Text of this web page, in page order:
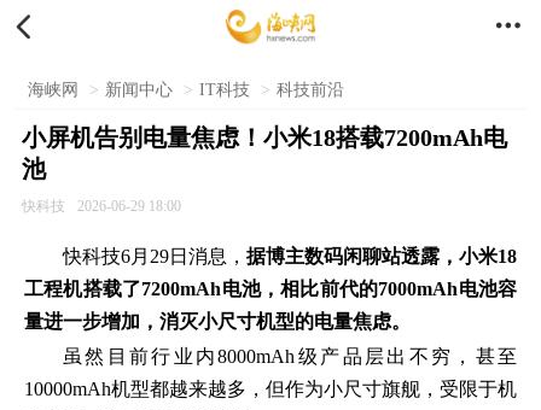
 
海峡网 > 新闻中心 > IT科技 > 科技前沿
小屏机告别电量焦虑！小米18搭载7200mAh电
池
快科技 2026-06-29 18:00
快科技6月29日消息， 据博主数码闲聊站透露，小米18
工程机搭载了7200mAh电池，相比前代的7000mAh电池容
量进一步增加，消灭小尺寸机型的电量焦虑。
虽然目前行业内8000mAh级产品层出不穷，甚至
10000mAh机型都越来越多，但作为小尺寸旗舰，受限于机